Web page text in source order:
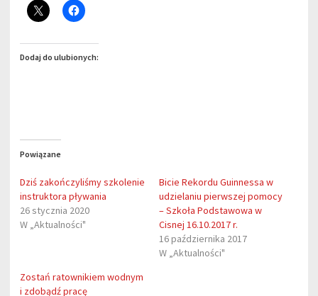
Dodaj do ulubionych:
Powiązane
Dziś zakończyliśmy szkolenie
instruktora pływania
26 stycznia 2020
W „Aktualności"
Bicie Rekordu Guinnessa w
udzielaniu pierwszej pomocy
– Szkoła Podstawowa w
Cisnej 16.10.2017 r.
16 października 2017
W „Aktualności"
Zostań ratownikiem wodnym
i zdobądź pracę